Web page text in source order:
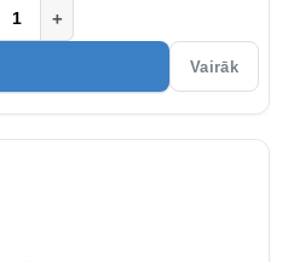
+
Vairāk